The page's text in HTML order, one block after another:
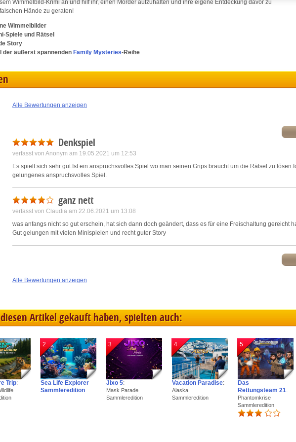
Wimmelbild-Krimi an und hilf ihr, einen Mörder aufzuhalten und ihre eigene Entdeckung davor zu
Hände zu geraten!
Wimmelbilder
Spiele und Rätsel
Story
der äußerst spannenden Family Mysteries-Reihe
Alle Bewertungen anzeigen
Denkspiel
verfasst von Anonym am 19.05.2021 um 12:53
Es spielt sich sehr gut.Ist ein anspruchsvolles Spiel wo man seinen Grips braucht um die Rätsel zu
gelungenes anspruchsvolles Spiel.
ganz nett
verfasst von Claudia am 22.06.2021 um 13:08
was anfangs nicht so gut erschein, hat sich dann doch geändert, dass es für eine Freischaltung gereicht
Gut gelungen mit vielen Minispielen und recht guter Story
Alle Bewertungen anzeigen
Artikel gekauft haben, spielten auch:
Trip:
2
Sea Life Explorer
Sammleredition
3
Jixo 5:
Mask Parade
Sammleredition
4
Vacation Paradise:
Alaska
Sammleredition
5
Das
Rettungsteam 21:
Phantomkrise
Sammleredition